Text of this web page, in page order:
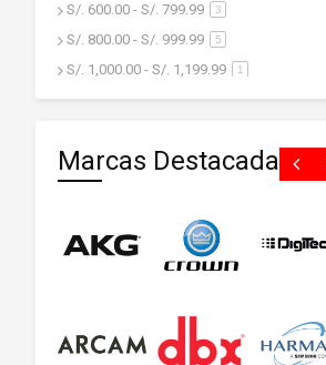
S/. 600.00 - S/. 799.99 3artículo
S/. 800.00 - S/. 999.99 5artículo
S/. 1,000.00 - S/. 1,199.99 1
S/. 1,200.00y superior 18artículo
Marcas Destacadas